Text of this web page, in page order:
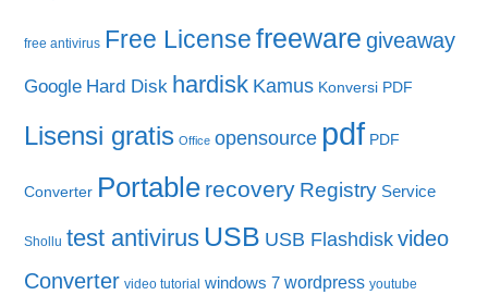
free antivirus Free License freeware giveaway
Google Hard Disk hardisk Kamus Konversi PDF
Lisensi gratis Office opensource pdf PDF
Converter Portable recovery Registry Service
Shollu test antivirus USB USB Flashdisk video
Converter video tutorial windows 7 wordpress youtube